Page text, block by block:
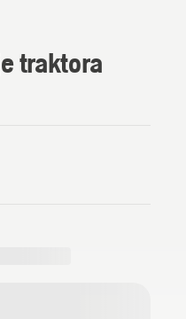
traktora